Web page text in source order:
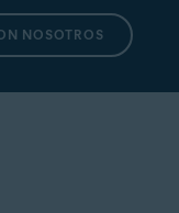
NOSOTROS